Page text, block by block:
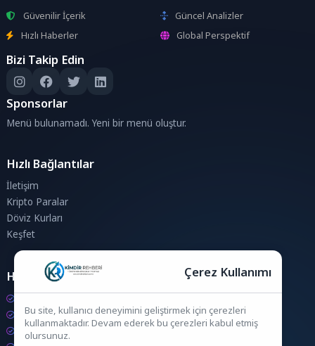
Güvenilir İçerik
Güncel Analizler
Hızlı Haberler
Global Perspektif
Bizi Takip Edin
Sponsorlar
Menü bulunamadı. Yeni bir menü oluştur.
Hızlı Bağlantılar
İletişim
Kripto Paralar
Döviz Kurları
Keşfet
Hesaplamalar
Döviz Hesaplama
KDV Hesaplama
Çerez Kullanımı
Bu site, kullanıcı deneyimini geliştirmek için çerezleri
kullanmaktadır. Devam ederek bu çerezleri kabul etmiş
olursunuz.